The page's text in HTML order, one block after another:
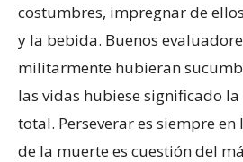
costumbres, impregnar de
y la bebida. Buenos
militarmente hubieran
las vidas hubiese significado
total. Perseverar es siempre
de la muerte es cuestión del